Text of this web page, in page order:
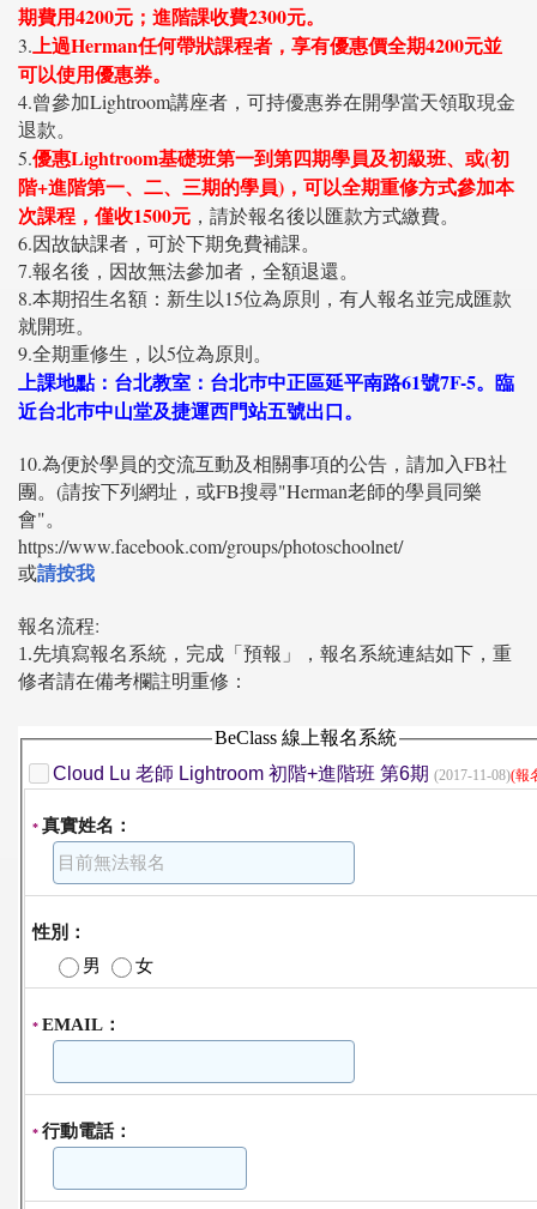
期費用4200元；進階課收費2300元。
3.上過Herman任何帶狀課程者，享有優惠價全期4200元並
可以使用優惠券。
4.曾參加Lightroom講座者，可持優惠券在開學當天領取現金
退款。
5.優惠Lightroom基礎班第一到第四期學員及初級班、或(初
階+進階第一、二、三期的學員)，可以全期重修方式參加本
次課程，僅收1500元 ，請於報名後以匯款方式繳費。
6.因故缺課者，可於下期免費補課。
7.報名後，因故無法參加者，全額退還。
8.本期招生名額：新生以15位為原則，有人報名並完成匯款
就開班。
9.全期重修生，以5位為原則。
上課地點：台北教室：台北巿中正區延平南路61號7F-5。臨
近台北巿中山堂及捷運西門站五號出口。
10.為便於學員的交流互動及相關事項的公告，請加入FB社
團。(請按下列網址，或FB搜尋"Herman老師的學員同樂
會"。
https://www.facebook.com/groups/photoschoolnet/
或請按我
報名流程:
1.先填寫報名系統，完成「預報」，報名系統連結如下，重
修者請在備考欄註明重修：